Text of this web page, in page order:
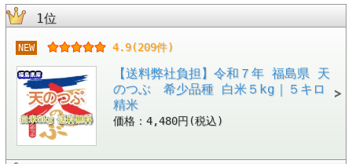
1位
NEW 4.9(209件)
【送料弊社負担】令和７年 福島県 天
のつぶ 希少品種 白米５kg｜５キロ
精米
価格：4,480円(税込)